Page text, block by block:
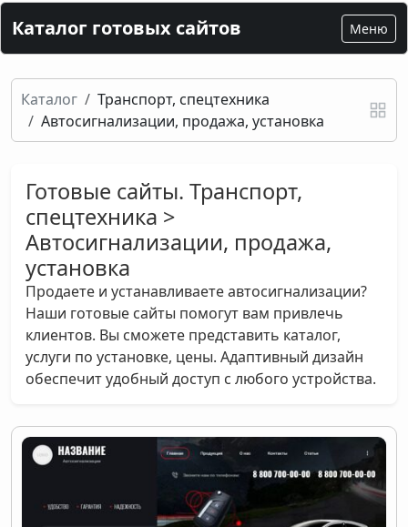
Каталог готовых сайтов Меню
Каталог
Транспорт, спецтехника
Автосигнализации, продажа, установка
Готовые сайты. Транспорт,
спецтехника >
Автосигнализации, продажа,
установка
Продаете и устанавливаете автосигнализации?
Наши готовые сайты помогут вам привлечь
клиентов. Вы сможете представить каталог,
услуги по установке, цены. Адаптивный дизайн
обеспечит удобный доступ с любого устройства.